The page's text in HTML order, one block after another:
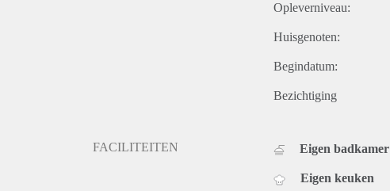
Opleverniveau:
Huisgenoten:
Begindatum:
Bezichtiging
FACILITEITEN Eigen badkamer
Eigen keuken